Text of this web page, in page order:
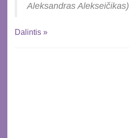
Aleksandras Alekseičikas)
Dalintis »